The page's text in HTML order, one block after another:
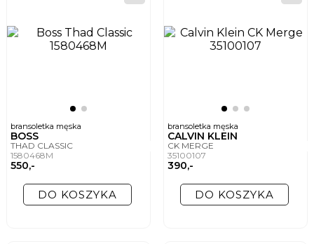
bransoletka męska
BOSS
THAD CLASSIC
1580468M
550,-
DO KOSZYKA
bransoletka męska
CALVIN KLEIN
CK MERGE
35100107
390,-
DO KOSZYKA